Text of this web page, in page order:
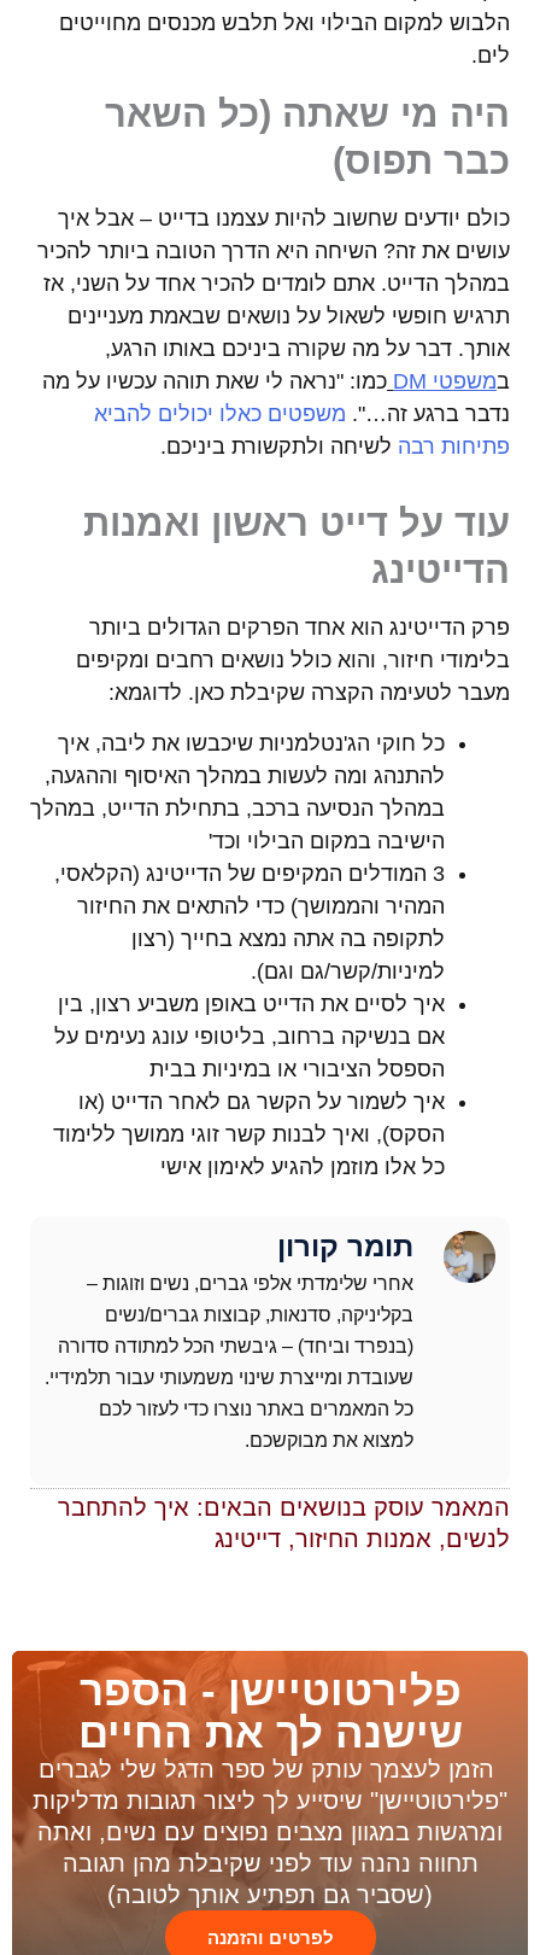
הלבוש למקום הבילוי ואל תלבש מכנסים מחוייטים
לים.
היה מי שאתה (כל השאר
כבר תפוס)
כולם יודעים שחשוב להיות עצמנו בדייט – אבל איך
עושים את זה? השיחה היא הדרך הטובה ביותר להכיר
במהלך הדייט. אתם לומדים להכיר אחד על השני, אז
תרגיש חופשי לשאול על נושאים שבאמת מעניינים
אותך. דבר על מה שקורה ביניכם באותו הרגע,
במשפטי DM
כמו: "נראה לי שאת תוהה עכשיו על מה
נדבר ברגע זה…". משפטים כאלו יכולים להביא
פתיחות רבה לשיחה ולתקשורת ביניכם.
עוד על דייט ראשון ואמנות
הדייטינג
פרק הדייטינג הוא אחד הפרקים הגדולים ביותר
בלימודי חיזור, והוא כולל נושאים רחבים ומקיפים
מעבר לטעימה הקצרה שקיבלת כאן. לדוגמא:
כל חוקי הג'נטלמניות שיכבשו את ליבה, איך
להתנהג ומה לעשות במהלך האיסוף וההגעה,
במהלך הנסיעה ברכב, בתחילת הדייט, במהלך
הישיבה במקום הבילוי וכד'
3 המודלים המקיפים של הדייטינג (הקלאסי,
המהיר והממושך) כדי להתאים את החיזור
לתקופה בה אתה נמצא בחייך (רצון
למיניות/קשר/גם וגם).
איך לסיים את הדייט באופן משביע רצון, בין
אם בנשיקה ברחוב, בליטופי עונג נעימים על
הספסל הציבורי או במיניות בבית
איך לשמור על הקשר גם לאחר הדייט (או
הסקס), ואיך לבנות קשר זוגי ממושך ללימוד
כל אלו מוזמן להגיע לאימון אישי
תומר קורון
אחרי שלימדתי אלפי גברים, נשים וזוגות –
בקליניקה, סדנאות, קבוצות גברים/נשים
(בנפרד וביחד) – גיבשתי הכל למתודה סדורה
שעובדת ומייצרת שינוי משמעותי עבור תלמידיי.
כל המאמרים באתר נוצרו כדי לעזור לכם
למצוא את מבוקשכם.
המאמר עוסק בנושאים הבאים: איך להתחבר
לנשים, אמנות החיזור, דייטינג
פלירטוטיישן - הספר
שישנה לך את החיים
הזמן לעצמך עותק של ספר הדגל שלי לגברים
"פלירטוטיישן" שיסייע לך ליצור תגובות מדליקות
ומרגשות במגוון מצבים נפוצים עם נשים, ואתה
תחווה נהנה עוד לפני שקיבלת מהן תגובה
(שסביר גם תפתיע אותך לטובה)
לפרטים והזמנה